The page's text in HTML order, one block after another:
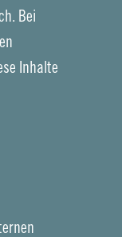
Bei
Inhalte